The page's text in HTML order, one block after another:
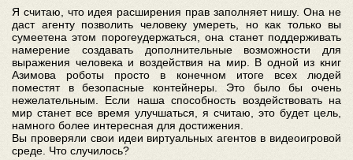
Я считаю, что идея расширения прав заполняет нишу. Она не
даст агенту позволить человеку умереть, но как только вы
сумеетена этом порогеудержаться, она станет поддерживать
намерение создавать дополнительные возможности для
выражения человека и воздействия на мир. В одной из книг
Азимова роботы просто в конечном итоге всех людей
поместят в безопасные контейнеры. Это было бы очень
нежелательным. Если наша способность воздействовать на
мир станет все время улучшаться, я считаю, это будет цель,
намного более интересная для достижения.
Вы проверяли свои идеи виртуальных агентов в видеоигровой
среде. Что случилось?